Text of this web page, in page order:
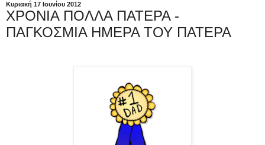
Κυριακή 17 Ιουνίου 2012
ΧΡΟΝΙΑ ΠΟΛΛΑ ΠΑΤΕΡΑ -
ΠΑΓΚΟΣΜΙΑ ΗΜΕΡΑ ΤΟΥ ΠΑΤΕΡΑ